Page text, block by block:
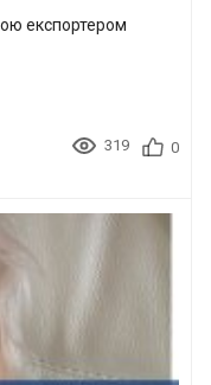
експортером
319 0